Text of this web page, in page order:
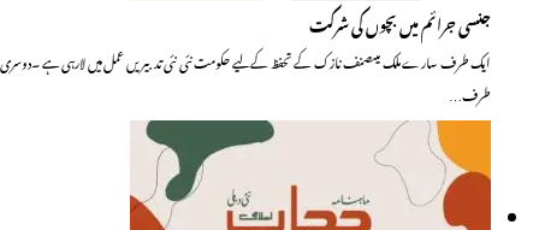
جنسی جرائم میں بچوں کی شرکت
ایک طرف سارے ملک میںصنف نازک کے تحفظ کے لیے حکومت نئی نئی تدبیریں عمل میں لارہی ہے ۔دوسری
طرف…